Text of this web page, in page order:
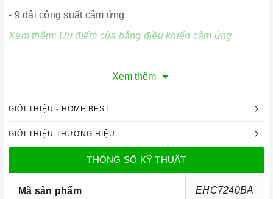
- 9 dải công suất cảm ứng
Xem thêm: Ưu điểm của bảng điều khiển cảm ứng
- Cảm biến chống tràn
- Tính năng tạm dừng (Pause)
Xem thêm
GIỚI THIỆU - HOME BEST
GIỚI THIỆU THƯƠNG HIỆU
THÔNG SỐ KỸ THUẬT
Mã sản phẩm EHC7240BA